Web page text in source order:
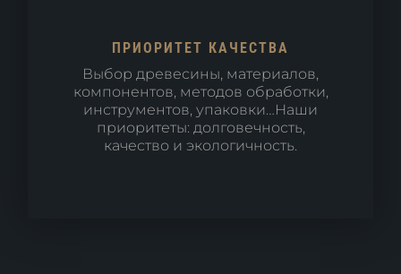
ПРИОРИТЕТ КАЧЕСТВА
Выбор древесины, материалов,
компонентов, методов обработки,
инструментов, упаковки…Наши
приоритеты: долговечность,
качество и экологичность.